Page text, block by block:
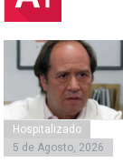
Hospitalizado
5 de Agosto, 2026